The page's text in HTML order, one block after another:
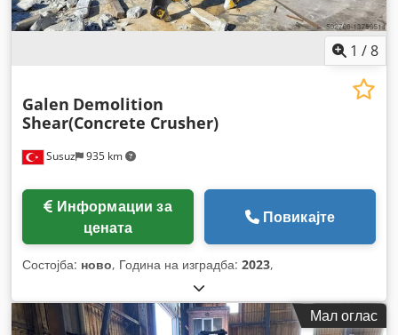
1 /8
Susuz 935 km
Galen Demolition
Shear(Concrete Crusher)
цената
Повикајте
Состојба: ново, Година на изградба: 2023,
Мал оглас